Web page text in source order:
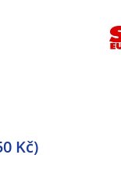
Kč)